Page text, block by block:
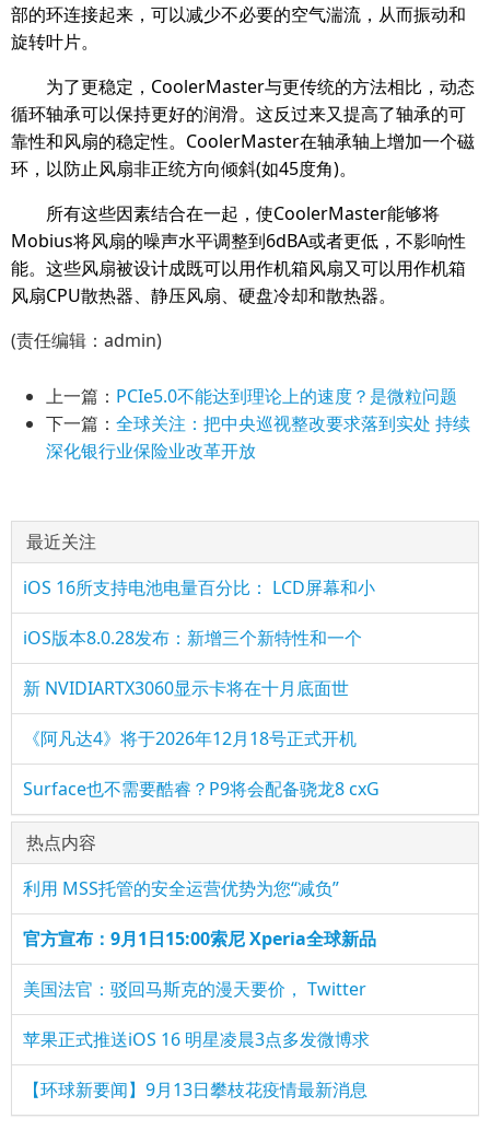
部的环连接起来，可以减少不必要的空气湍流，从而振动和
旋转叶片。
为了更稳定，CoolerMaster与更传统的方法相比，动态
循环轴承可以保持更好的润滑。这反过来又提高了轴承的可
靠性和风扇的稳定性。CoolerMaster在轴承轴上增加一个磁
环，以防止风扇非正统方向倾斜(如45度角)。
所有这些因素结合在一起，使CoolerMaster能够将
Mobius将风扇的噪声水平调整到6dBA或者更低，不影响性
能。这些风扇被设计成既可以用作机箱风扇又可以用作机箱
风扇CPU散热器、静压风扇、硬盘冷却和散热器。
(责任编辑：admin)
上一篇： PCIe5.0不能达到理论上的速度？是微粒问题
下一篇： 全球关注：把中央巡视整改要求落到实处 持续
深化银行业保险业改革开放
最近关注
iOS 16所支持电池电量百分比： LCD屏幕和小
iOS版本8.0.28发布：新增三个新特性和一个
新 NVIDIARTX3060显示卡将在十月底面世
《阿凡达4》将于2026年12月18号正式开机
Surface也不需要酷睿？P9将会配备骁龙8 cxG
热点内容
利用 MSS托管的安全运营优势为您“减负”
官方宣布：9月1日15:00索尼 Xperia全球新品
美国法官：驳回马斯克的漫天要价， Twitter
苹果正式推送iOS 16 明星凌晨3点多发微博求
【环球新要闻】9月13日攀枝花疫情最新消息